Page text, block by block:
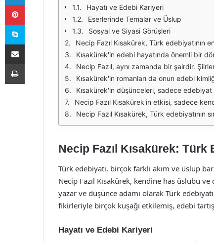
Hayatı ve Edebi Kariyeri
Eserlerinde Temalar ve Üslup
Sosyal ve Siyasi Görüşleri
Necip Fazıl Kısakürek, Türk edebiyatının en önemli figürlerinden biri olarak, derin düşünceleri ve farklı bakış açıları ile tanınmıştır. 1904 yılında İstanbul'da doğan Kısakürek, edebi
Kısakürek'in edebi hayatında önemli bir dönüm noktası, 1930'lu yıllarda "Büyük Doğu" dergisini çıkarmaya başlamasıdır. Bu dergi, dönemin entelektüel ve siyasi meselelerine dair tartışmaların
Necip Fazıl, aynı zamanda bir şairdir. Şiirlerinde kullandığı imgeler ve derin anlam katmanları, okuyucularını etkileyen unsurlar arasında yer almaktadır. "Sakıncalı Tıp" ve "Çile" gibi eserleri,
Kısakürek'in romanları da onun edebi kimliğinin önemli bir parçasını oluşturur. "Ateşten Gömlek" ve "Küçük Adam" gibi eserleri, toplumsal sorunları ve bireyin içsel
Kısakürek'in düşünceleri, sadece edebiyat alanında değil, aynı zamanda felsefe ve siyaset gibi diğer alanlarda da etkili olmuştur. İslamcı düşünce yapısına sahip olan Kısakürek, eserlerinde ve yazılarında her
Necip Fazıl Kısakürek'in etkisi, sadece kendi döneminde değil, sonraki nesiller üzerinde de hissedilmiştir. Onun eserleri, birçok yazar ve düşünür için ilham kaynağı
Necip Fazıl Kısakürek, Türk edebiyatının sıradışı isimlerinden biri olarak, eserleriyle ve düşünceleriyle derin bir etki bırakmıştır. Edebiyatın farklı
Necip Fazıl Kısakürek: Türk
Türk edebiyatı, birçok farklı akım ve üslup
Necip Fazıl Kısakürek, kendine has üslubu
yazar ve düşünce adamı olarak Türk
fikirleriyle birçok kuşağı etkilemiş, edebi
Hayatı ve Edebi Kariyeri
Pinterest
Skype
E-Posta ile paylaş